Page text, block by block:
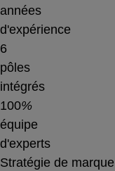
années
d'expérience
6
pôles
intégrés
100%
équipe
d'experts
Stratégie de marque